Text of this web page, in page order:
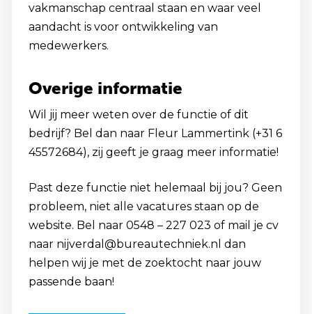
vakmanschap centraal staan en waar veel
aandacht is voor ontwikkeling van
medewerkers.
Overige informatie
Wil jij meer weten over de functie of dit
bedrijf? Bel dan naar Fleur Lammertink (+31 6
45572684), zij geeft je graag meer informatie!
Past deze functie niet helemaal bij jou? Geen
probleem, niet alle vacatures staan op de
website. Bel naar 0548 – 227 023 of mail je cv
naar nijverdal@bureautechniek.nl dan
helpen wij je met de zoektocht naar jouw
passende baan!